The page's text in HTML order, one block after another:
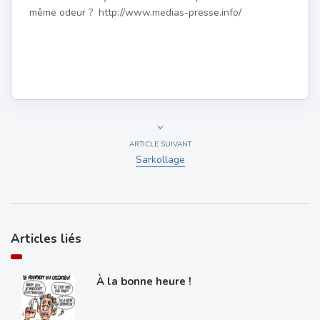
même odeur ? http://www.medias-presse.info/
ARTICLE SUIVANT
Sarkollage
Articles liés
À la bonne heure !